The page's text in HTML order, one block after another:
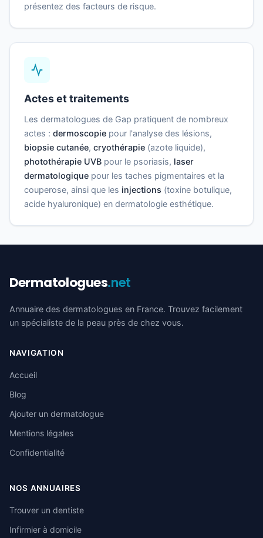
présentez des facteurs de risque.
Actes et traitements
Les dermatologues de Gap pratiquent de nombreux
actes : dermoscopie pour l'analyse des lésions,
biopsie cutanée, cryothérapie (azote liquide),
photothérapie UVB pour le psoriasis, laser
dermatologique pour les taches pigmentaires et la
couperose, ainsi que les injections (toxine botulique,
acide hyaluronique) en dermatologie esthétique.
Dermatologues.net
Annuaire des dermatologues en France. Trouvez facilement
un spécialiste de la peau près de chez vous.
NAVIGATION
Accueil
Blog
Ajouter un dermatologue
Mentions légales
Confidentialité
NOS ANNUAIRES
Trouver un dentiste
Infirmier à domicile